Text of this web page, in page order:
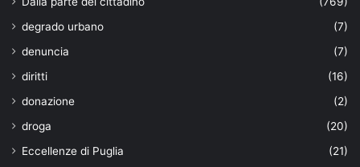
degrado urbano
(7)
denuncia
(7)
diritti
(16)
donazione
(2)
droga
(20)
Eccellenze di Puglia
(21)